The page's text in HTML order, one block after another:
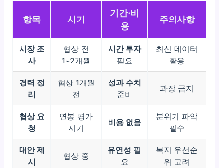
항목 시기
기간·비
용
주의사항
시장 조
사
협상 전
1~2개월
시간 투자
필요
최신 데이터
활용
경력 정
리
협상 1개월
전
성과 수치
준비
과장 금지
협상 요
청
연봉 평가
시기
비용 없음
분위기 파악
필수
대안 제
시
협상 중
유연성 필
요
복지 우선순
위 고려